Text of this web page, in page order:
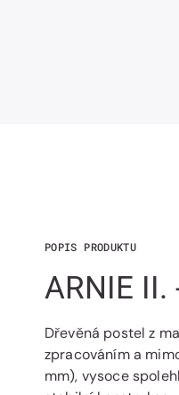
POPIS PRODUKTU
ARNIE
Dřevěná postel z
zpracováním a
mm), vysoce